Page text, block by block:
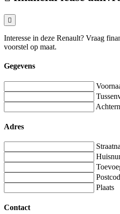
Interesse in deze Renault? Vraag
voorstel op maat.
Gegevens
Adres
Plaats
Contact